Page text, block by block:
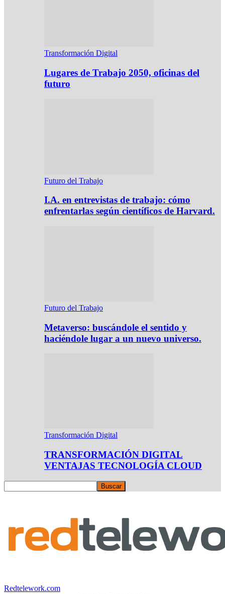
Transformación Digital
Lugares de Trabajo 2050, oficinas del
futuro
Futuro del Trabajo
I.A. en entrevistas de trabajo: cómo
enfrentarlas según científicos de Harvard.
Futuro del Trabajo
Metaverso: buscándole el sentido y
haciéndole lugar a un nuevo universo.
Transformación Digital
TRANSFORMACIÓN DIGITAL
VENTAJAS TECNOLOGÍA CLOUD
Redtelework.com